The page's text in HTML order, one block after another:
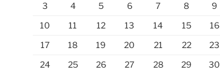
3
4 5 6 7 8
9
10
11 12 13 14 15
16
17
18 19 20 21 22
23
24
25 26 27 28 29
30